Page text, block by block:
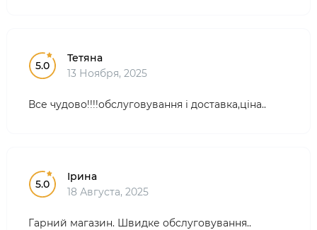
5.0
Тетяна
13 Ноября, 2025
Все чудово!!!!обслуговування і доставка,ціна..
5.0
Ірина
18 Августа, 2025
Гарний магазин. Швидке обслуговування..